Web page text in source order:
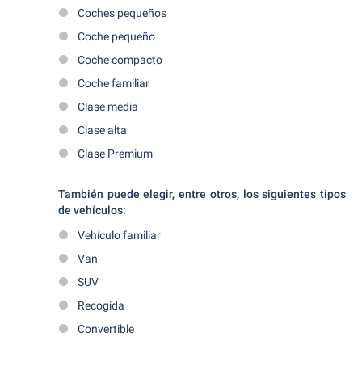
Coches pequeños
Coche pequeño
Coche compacto
Coche familiar
Clase media
Clase alta
Clase Premium
También puede elegir, entre otros, los siguientes tipos
de vehículos:
Vehículo familiar
Van
SUV
Recogida
Convertible